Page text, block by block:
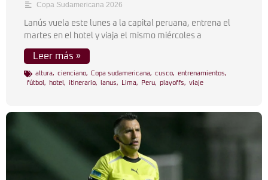
Copa Sudamericana 2026
Lanús vuela este lunes a la capital peruana, entrena el
martes en el hotel y viaja el mismo miércoles a
Leer más »
altura, cienciano, Copa sudamericana, cusco, entrenamientos,
fútbol , hotel , itinerario, lanus, Lima, Peru, playoffs, viaje